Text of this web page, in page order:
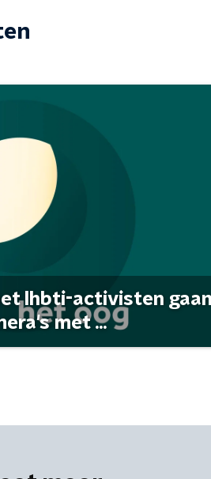
lhbti-activisten gaan
met ...